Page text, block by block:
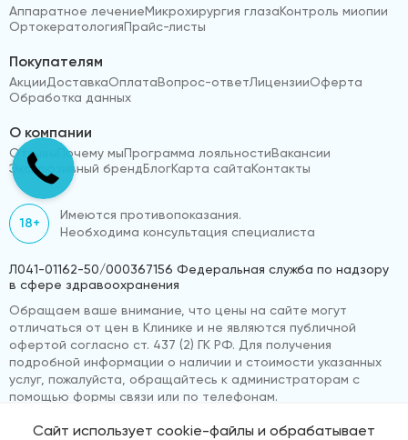
Аппаратное лечениеМикрохирургия глазаКонтроль миопии
ОртокератологияПрайс-листы
Покупателям
АкцииДоставкаОплатаВопрос-ответЛицензииОферта
Обработка данных
О компании
Отзывы Почему мыПрограмма лояльностиВакансии
Эксклюзивный брендБлогКарта сайтаКонтакты
18+
Имеются противопоказания.
Необходима консультация специалиста
Л041-01162-50/000367156 Федеральная служба по надзору
в сфере здравоохранения
Обращаем ваше внимание, что цены на сайте могут
отличаться от цен в Клинике и не являются публичной
офертой согласно ст. 437 (2) ГК РФ. Для получения
подробной информации о наличии и стоимости указанных
услуг, пожалуйста, обращайтесь к администраторам с
помощью формы связи или по телефонам.
Сайт использует cookie-файлы и обрабатывает